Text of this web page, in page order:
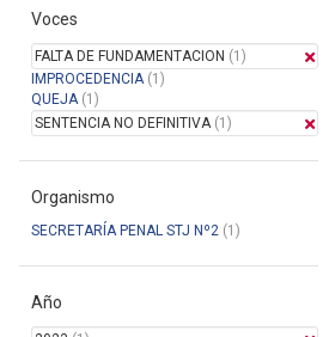
Manual del Usuario
Voces
FALTA DE FUNDAMENTACION (1)
IMPROCEDENCIA(1)
QUEJA(1)
SENTENCIA NO DEFINITIVA(1)
Organismo
SECRETARÍA PENAL STJ Nº2 (1)
Año